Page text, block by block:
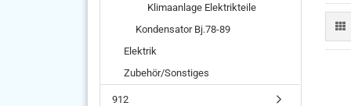
Klimaanlage Elektrikteile
Kondensator Bj.78-89
Elektrik
Zubehör/Sonstiges
912